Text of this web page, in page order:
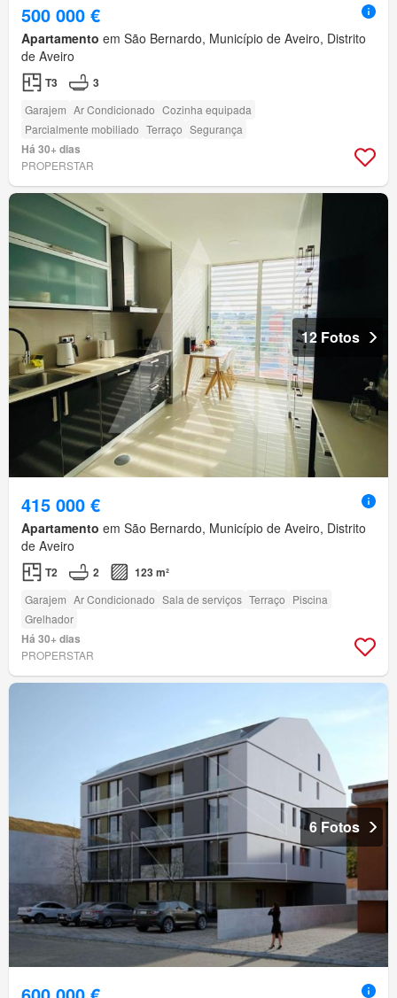
500 000 €
Apartamento em São Bernardo, Município de Aveiro, Distrito
de Aveiro
T3 3
Garajem Ar Condicionado Cozinha equipada
Parcialmente mobiliado Terraço Segurança
Há 30+ dias
PROPERSTAR
12 Fotos
415 000 €
Apartamento em São Bernardo, Município de Aveiro, Distrito
de Aveiro
T2 2 123 m²
Garajem Ar Condicionado Sala de serviços Terraço Piscina
Grelhador
Há 30+ dias
PROPERSTAR
6 Fotos